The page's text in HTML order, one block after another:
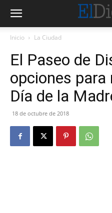
Inicio La Ciudad
El Paseo de
opciones para
Día de la
18 de octubre de 2018